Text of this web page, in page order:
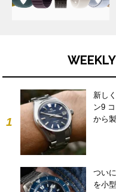
WEEKLY
1
新し
ン9
から
つい
を小